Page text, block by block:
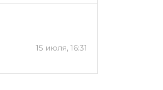
15 июля, 16:31